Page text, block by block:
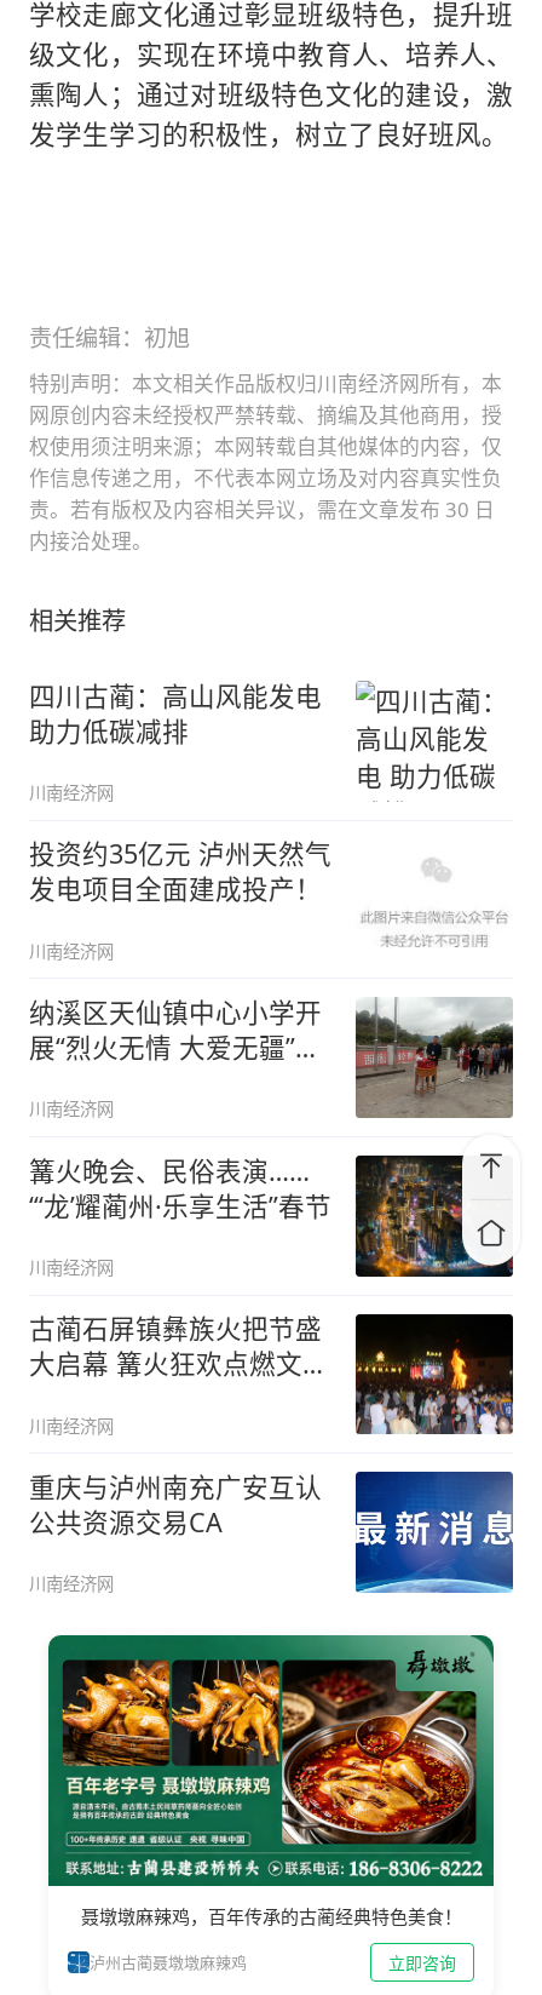
学校走廊文化通过彰显班级特色，提升班
级文化，实现在环境中教育人、培养人、
熏陶人；通过对班级特色文化的建设，激
发学生学习的积极性，树立了良好班风。
责任编辑：初旭
特别声明：本文相关作品版权归川南经济网所有，本
网原创内容未经授权严禁转载、摘编及其他商用，授
权使用须注明来源；本网转载自其他媒体的内容，仅
作信息传递之用，不代表本网立场及对内容真实性负
责。若有版权及内容相关异议，需在文章发布 30 日
内接洽处理。
相关推荐
四川古蔺：高山风能发电
助力低碳减排
川南经济网
投资约35亿元 泸州天然气
发电项目全面建成投产！
川南经济网
纳溪区天仙镇中心小学开
展“烈火无情 大爱无疆”募
川南经济网
篝火晚会、民俗表演……
“‘龙’耀蔺州·乐享生活”春节
川南经济网
古蔺石屏镇彝族火把节盛
大启幕 篝火狂欢点燃文化
川南经济网
重庆与泸州南充广安互认
公共资源交易CA
川南经济网
聂墩墩麻辣鸡，百年传承的古蔺经典特色美食！
泸州古蔺聂墩墩麻辣鸡 立即咨询